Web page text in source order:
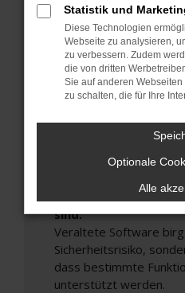
Prüfe deine
Manche
können das Laden
verhindern.
anderen Browser
Fenster?
Starte dein Gerät
Das kann manchmal
Probleme zu beheben.
Betriebssystem auf
sind.
Veraltete Software
Sicherheitsrisiko,
dass bestimmte
unterstützt werden.
Statistik und
Diese Technologien
Webseite zu analysieren,
zu verbessern. Zudem
die von dritten
Sie auf anderen
zu schalten, die für Ihre
Optionale
Alle